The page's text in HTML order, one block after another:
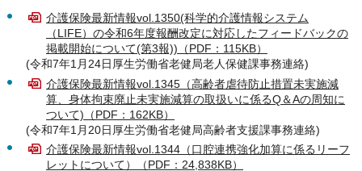
介護保険最新情報vol.1350(科学的介護情報システム
（LIFE）の令和6年度報酬改定に対応したフィードバックの
掲載開始について(第3報))（PDF：115KB）
(令和7年1月24日厚生労働省老健局老人保健課事務連絡)
介護保険最新情報vol.1345（高齢者虐待防止措置未実施減
算、身体拘束廃止未実施減算の取扱いに係るQ＆Aの周知に
ついて)（PDF：162KB）
(令和7年1月20日厚生労働省老健局高齢者支援課事務連絡)
介護保険最新情報vol.1344（口腔連携強化加算に係るリーフ
レットについて）（PDF：24,838KB）